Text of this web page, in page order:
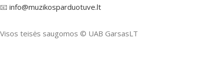
📧 info@muzikosparduotuve.lt
Visos teisės saugomos ©️ UAB GarsasLT